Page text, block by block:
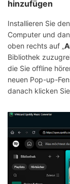
hinzufügen
Installieren Sie
Computer und
oben rechts auf „
Bibliothek
die Sie offline
neuen Pop-up-
danach klicken